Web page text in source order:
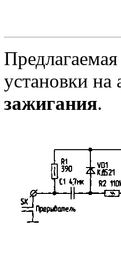
установки
зажигания.